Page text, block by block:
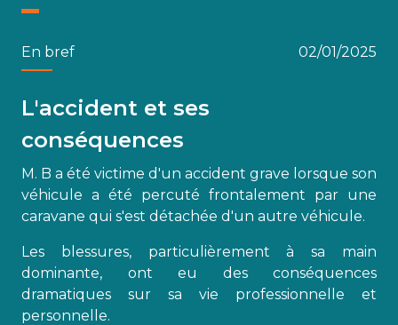
En bref 02/01/2025
L'accident et ses
conséquences
M. B a été victime d'un accident grave lorsque son
véhicule a été percuté frontalement par une
caravane qui s'est détachée d'un autre véhicule.
Les blessures, particulièrement à sa main
dominante, ont eu des conséquences
dramatiques sur sa vie professionnelle et
personnelle.